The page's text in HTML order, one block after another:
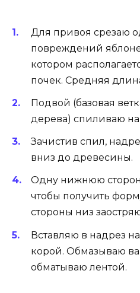
Для привоя срезаю
повреждений
котором
почек. Средняя
Подвой (базовая
дерева) спиливаю на
Зачистив спил,
вниз до древесины.
Одну нижнюю
чтобы получить
стороны низ
Вставляю в надрез
корой. Обмазываю
обматываю лентой.